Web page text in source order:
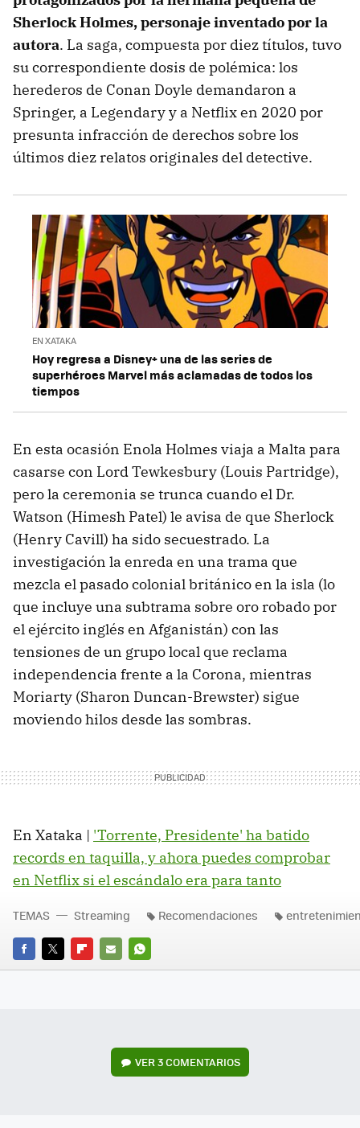
Sherlock Holmes, personaje inventado por la
autora. La saga, compuesta por diez títulos, tuvo
su correspondiente dosis de polémica: los
herederos de Conan Doyle demandaron a
Springer, a Legendary y a Netflix en 2020 por
presunta infracción de derechos sobre los
últimos diez relatos originales del detective.
EN XATAKA
Hoy regresa a Disney+ una de las series de
superhéroes Marvel más aclamadas de todos los
tiempos
En esta ocasión Enola Holmes viaja a Malta para
casarse con Lord Tewkesbury (Louis Partridge),
pero la ceremonia se trunca cuando el Dr.
Watson (Himesh Patel) le avisa de que Sherlock
(Henry Cavill) ha sido secuestrado. La
investigación la enreda en una trama que
mezcla el pasado colonial británico en la isla (lo
que incluye una subtrama sobre oro robado por
el ejército inglés en Afganistán) con las
tensiones de un grupo local que reclama
independencia frente a la Corona, mientras
Moriarty (Sharon Duncan-Brewster) sigue
moviendo hilos desde las sombras.
En Xataka | 'Torrente, Presidente' ha batido
records en taquilla, y ahora puedes comprobar
en Netflix si el escándalo era para tanto
FACEBOOK
TWITTERFLIPBOARD
E-
WHATSAPP
TEMAS Streaming Recomendaciones
VER3 COMENTARIOS